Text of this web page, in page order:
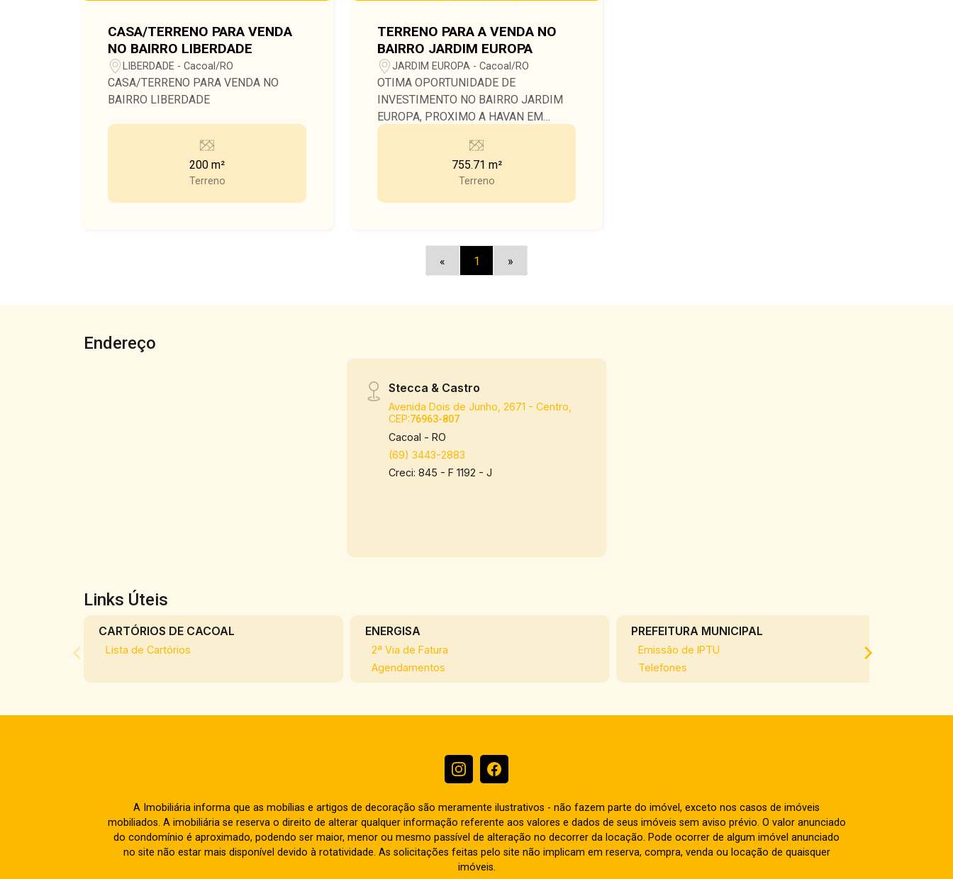
CASA/TERRENO PARA VENDA
NO BAIRRO LIBERDADE
LIBERDADE - Cacoal/RO
CASA/TERRENO PARA VENDA NO
BAIRRO LIBERDADE
200 m²
Terreno
TERRENO PARA A VENDA NO
BAIRRO JARDIM EUROPA
JARDIM EUROPA - Cacoal/RO
OTIMA OPORTUNIDADE DE
INVESTIMENTO NO BAIRRO JARDIM
EUROPA, PROXIMO A HAVAN EM
CACOAL-RO.
755.71 m²
Terreno
« 1 »
Endereço
Stecca & Castro
Avenida Dois de Junho, 2671 - Centro,
CEP:76963-807
Cacoal - RO
(69) 3443-2883
Creci: 845 - F 1192 - J
Links Úteis
CARTÓRIOS DE CACOAL
Lista de Cartórios
ENERGISA
2ª Via de Fatura
Agendamentos
PREFEITURA MUNICIPAL
Emissão de IPTU
Telefones
A Imobiliária informa que as mobílias e artigos de decoração são meramente ilustrativos - não fazem parte do imóvel, exceto nos casos de imóveis
mobiliados. A imobiliária se reserva o direito de alterar qualquer informação referente aos valores e dados de seus imóveis sem aviso prévio. O valor anunciado
do condomínio é aproximado, podendo ser maior, menor ou mesmo passível de alteração no decorrer da locação. Pode ocorrer de algum imóvel anunciado
no site não estar mais disponível devido à rotatividade. As solicitações feitas pelo site não implicam em reserva, compra, venda ou locação de quaisquer
imóveis.